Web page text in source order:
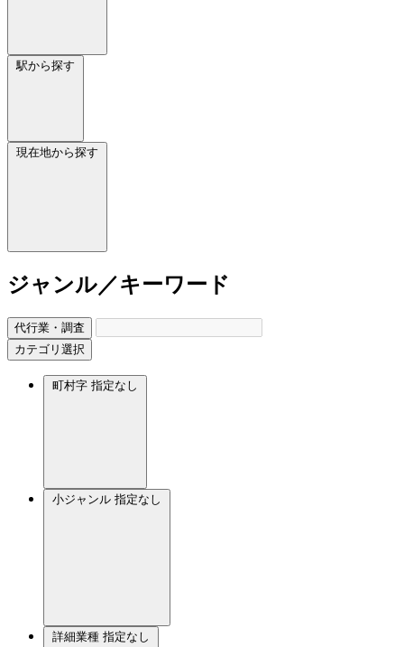
駅から探す
現在地から探す
ジャンル／キーワード
代行業・調査
カテゴリ選択
町村字 指定なし
小ジャンル 指定なし
詳細業種 指定なし